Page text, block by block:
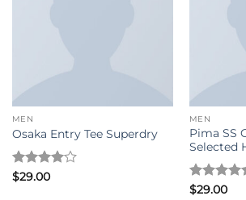
MEN
Osaka Entry Tee Superdry
評分4
$29.00
MEN
Pima SS
Selected
評分5
$29.00